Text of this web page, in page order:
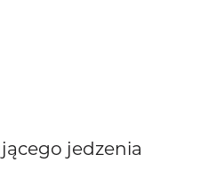
jedzenia